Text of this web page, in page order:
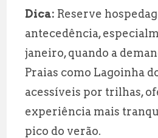
Dica: Reserve
antecedência,
janeiro, quando a
Praias como Lagoinha
acessíveis por trilhas,
experiência mais
pico do verão.